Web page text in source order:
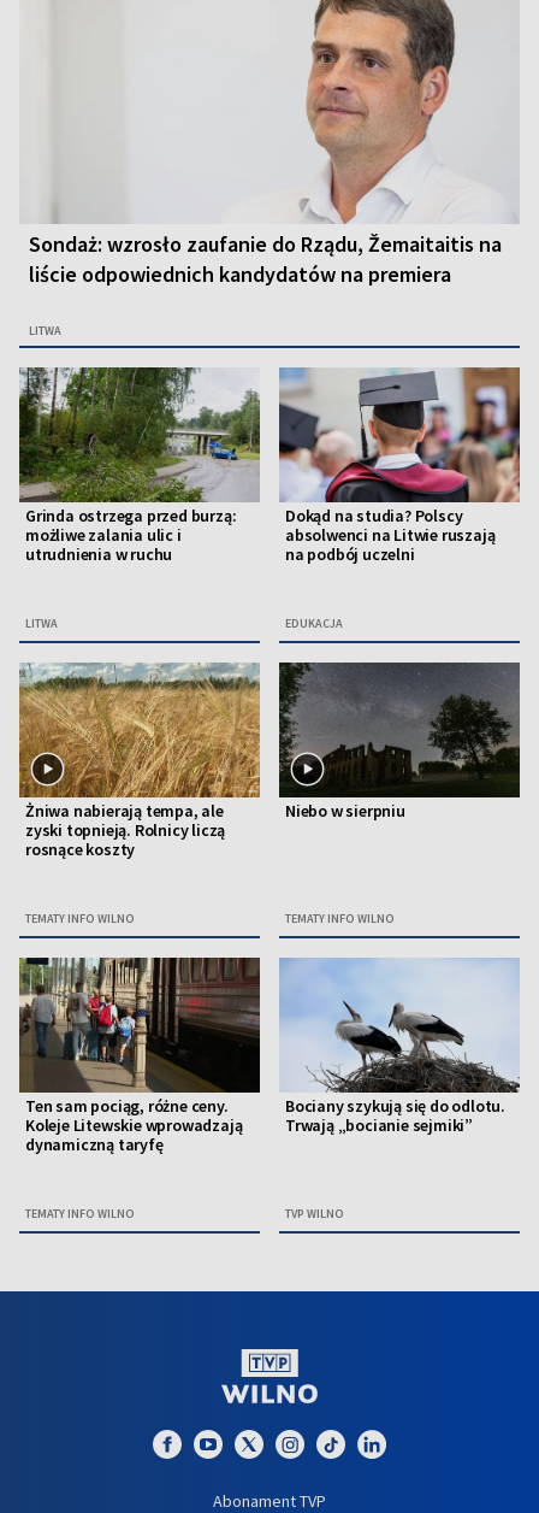
Sondaż: wzrosło zaufanie do Rządu, Žemaitaitis na
liście odpowiednich kandydatów na premiera
LITWA
Grinda ostrzega przed burzą:
możliwe zalania ulic i
utrudnienia w ruchu
LITWA
Dokąd na studia? Polscy
absolwenci na Litwie ruszają
na podbój uczelni
EDUKACJA
Żniwa nabierają tempa, ale
zyski topnieją. Rolnicy liczą
rosnące koszty
TEMATY INFO WILNO
Niebo w sierpniu
TEMATY INFO WILNO
Ten sam pociąg, różne ceny.
Koleje Litewskie wprowadzają
dynamiczną taryfę
TEMATY INFO WILNO
Bociany szykują się do odlotu.
Trwają „bocianie sejmiki”
TVP WILNO
Abonament TVP